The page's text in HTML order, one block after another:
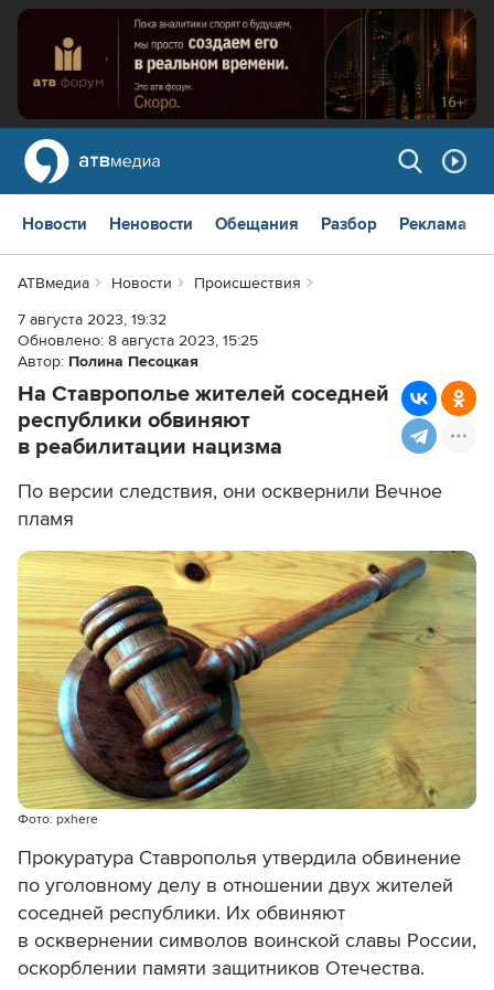
Новости Неновости Обещания Разбор Реклама
АТВмедиа Новости
Происшествия
7 августа 2023, 19:32
Обновлено: 8 августа 2023, 15:25
Автор: Полина Песоцкая
На Ставрополье жителей соседней
республики обвиняют
в реабилитации нацизма
По версии следствия, они осквернили Вечное
пламя
Фото: pxhere
Прокуратура Ставрополья утвердила обвинение
по уголовному делу в отношении двух жителей
соседней республики. Их обвиняют
в осквернении символов воинской славы России,
оскорблении памяти защитников Отечества.